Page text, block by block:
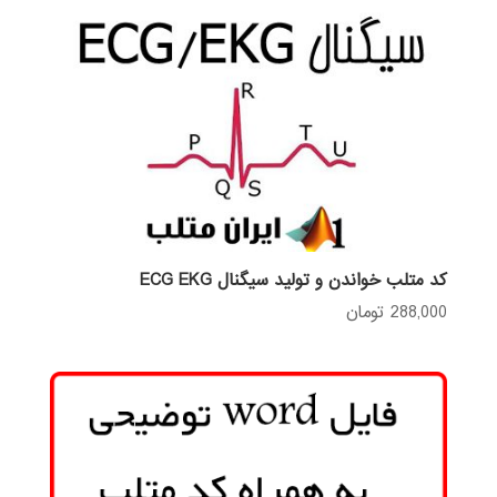
کد متلب خواندن و تولید سیگنال ECG EKG
288,000 تومان